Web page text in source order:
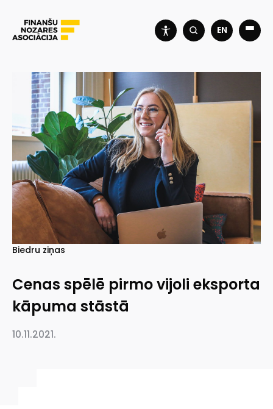
EN
Biedru ziņas
Cenas spēlē pirmo vijoli eksporta
kāpuma stāstā
10.11.2021.